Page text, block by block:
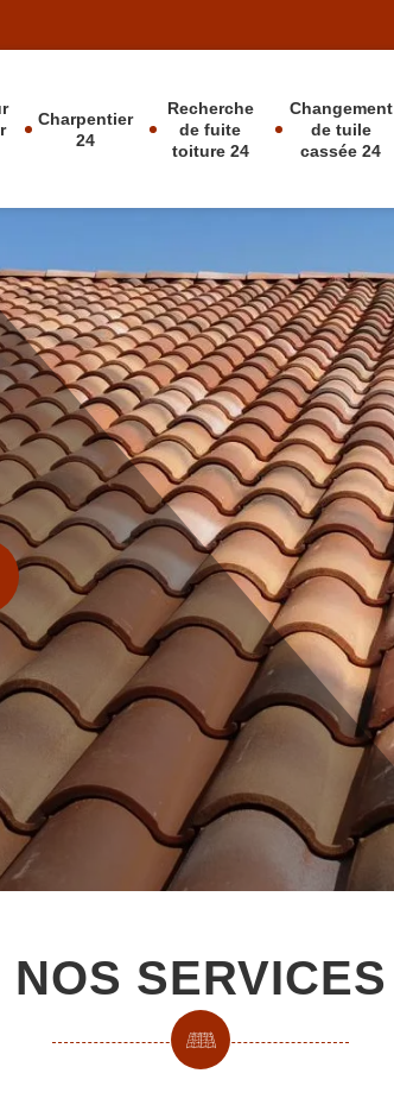
Charpentier
24
Recherche
de fuite
toiture 24
Changement
de tuile
cassée 24
NOS SERVICES